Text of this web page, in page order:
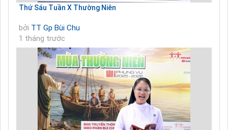
Thứ Sáu Tuần X Thường Niên
bởi TT Gp Bùi Chu
1 tháng trước